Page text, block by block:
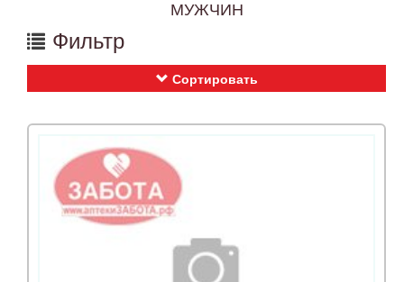
МУЖЧИН
Фильтр
Сортировать